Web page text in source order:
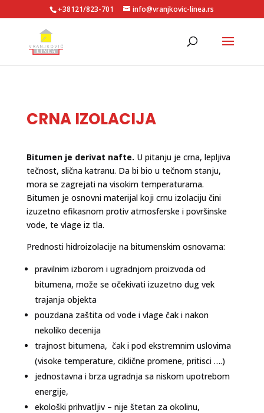
+38121/823-701 info@vranjkovic-linea.rs
CRNA IZOLACIJA
Bitumen je derivat nafte. U pitanju je crna, lepljiva
tečnost, slična katranu. Da bi bio u tečnom stanju,
mora se zagrejati na visokim temperaturama.
Bitumen je osnovni materijal koji crnu izolaciju čini
izuzetno efikasnom protiv atmosferske i površinske
vode, te vlage iz tla.
Prednosti hidroizolacije na bitumenskim osnovama:
pravilnim izborom i ugradnjom proizvoda od
bitumena, može se očekivati izuzetno dug vek
trajanja objekta
pouzdana zaštita od vode i vlage čak i nakon
nekoliko decenija
trajnost bitumena, čak i pod ekstremnim uslovima
(visoke temperature, ciklične promene, pritisci ….)
jednostavna i brza ugradnja sa niskom upotrebom
energije,
ekološki prihvatljiv – nije štetan za okolinu,